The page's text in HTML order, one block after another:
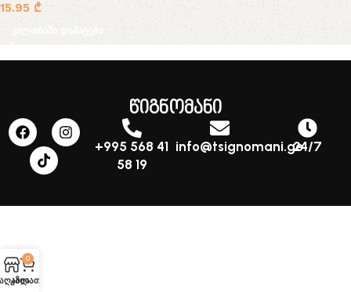
15.95 ₾
კალათაში დამატება
წიგნომანი
+995 568 41
58 19
info@tsignomani.ge24/7
0
კალათა